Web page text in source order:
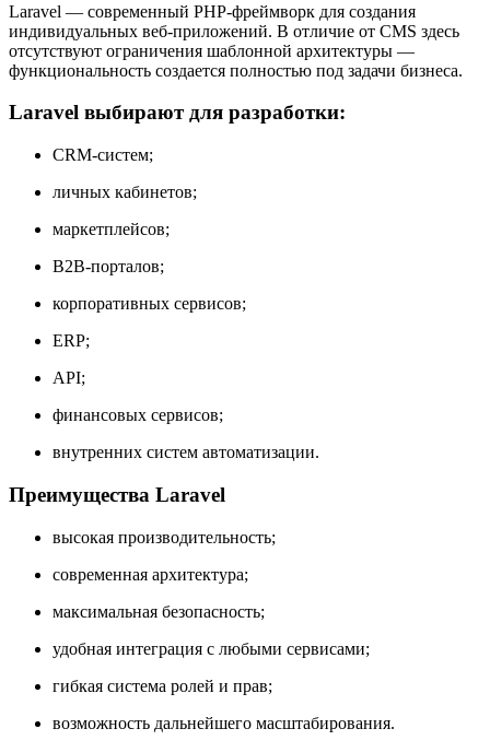
Laravel — современный PHP-фреймворк для создания
индивидуальных веб-приложений. В отличие от CMS здесь
отсутствуют ограничения шаблонной архитектуры —
функциональность создается полностью под задачи бизнеса.
Laravel выбирают для разработки:
CRM-систем;
личных кабинетов;
маркетплейсов;
B2B-порталов;
корпоративных сервисов;
ERP;
API;
финансовых сервисов;
внутренних систем автоматизации.
Преимущества Laravel
высокая производительность;
современная архитектура;
максимальная безопасность;
удобная интеграция с любыми сервисами;
гибкая система ролей и прав;
возможность дальнейшего масштабирования.